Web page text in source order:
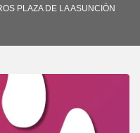
PLAZA DE LA ASUNCIÓN